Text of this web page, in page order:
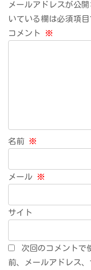
メールアドレスが公
いている欄は必須項目
コメント
※
名前 ※
メール ※
サイト
次回のコメントで
前、メールアドレス、